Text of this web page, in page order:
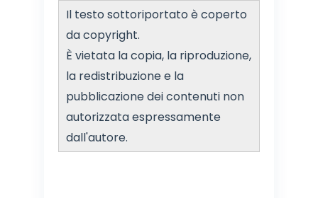
Il testo sottoriportato è coperto
da copyright.
È vietata la copia, la riproduzione,
la redistribuzione e la
pubblicazione dei contenuti non
autorizzata espressamente
dall'autore.